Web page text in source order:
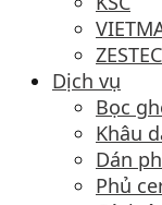
Dịch vụ
Bọc
Khâu
Dán
Phủ